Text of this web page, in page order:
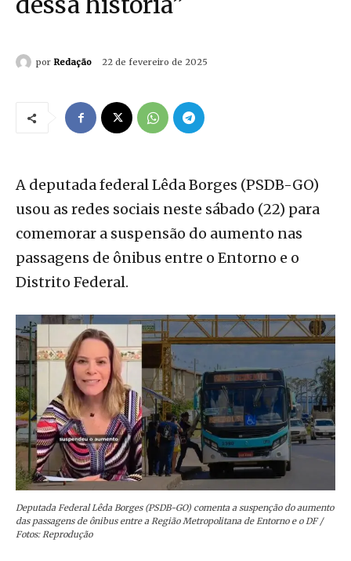
por Redação 22 de fevereiro de 2025
A deputada federal Lêda Borges (PSDB-GO)
usou as redes sociais neste sábado (22) para
comemorar a suspensão do aumento nas
passagens de ônibus entre o Entorno e o
Distrito Federal.
Deputada Federal Lêda Borges (PSDB-GO) comenta a suspenção do aumento
das passagens de ônibus entre a Região Metropolitana de Entorno e o DF /
Fotos: Reprodução